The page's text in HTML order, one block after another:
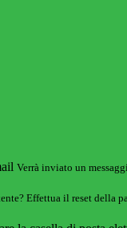
Verrà inviato un
Effettua il reset della